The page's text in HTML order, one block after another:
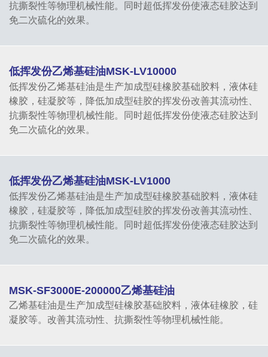
抗撕裂性等物理机械性能。同时超低挥发份使液态硅胶达到
免二次硫化的效果。
低挥发份乙烯基硅油MSK-LV10000
低挥发份乙烯基硅油是生产加成型硅橡胶基础胶料，液体硅
橡胶，硅凝胶等，降低加成型硅胶的挥发份改善其流动性、
抗撕裂性等物理机械性能。同时超低挥发份使液态硅胶达到
免二次硫化的效果。
低挥发份乙烯基硅油MSK-LV1000
低挥发份乙烯基硅油是生产加成型硅橡胶基础胶料，液体硅
橡胶，硅凝胶等，降低加成型硅胶的挥发份改善其流动性、
抗撕裂性等物理机械性能。同时超低挥发份使液态硅胶达到
免二次硫化的效果。
MSK-SF3000E-200000乙烯基硅油
乙烯基硅油是生产加成型硅橡胶基础胶料，液体硅橡胶，硅
凝胶等。改善其流动性、抗撕裂性等物理机械性能。